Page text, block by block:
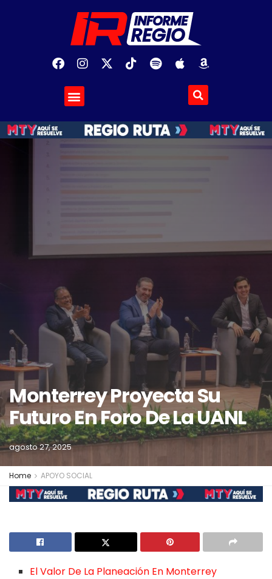
Monterrey Proyecta Su
Futuro En Foro De La UANL
agosto 27, 2025
Home APOYO SOCIAL
El Valor De La Planeación En Monterrey